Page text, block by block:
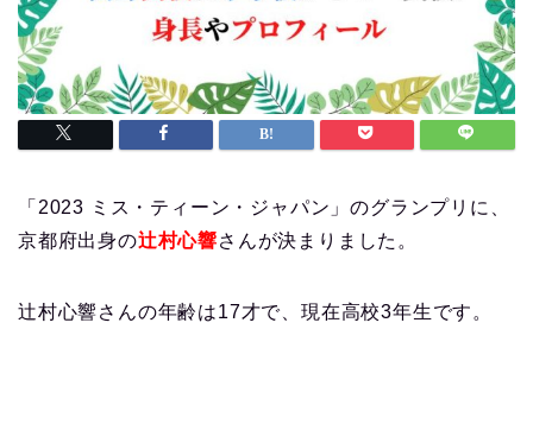
「2023 ミス・ティーン・ジャパン」のグランプリに、
京都府出身の辻村心響さんが決まりました。
辻村心響さんの年齢は17才で、現在高校3年生です。